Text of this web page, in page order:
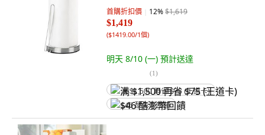
首購折扣價 12%$1,619
$1,419
($1419.00/1個)
明天 8/10 (一) 預計送達
(1)
满 $1,500 再省 $75 (王道卡)
$46 酷澎幣回饋